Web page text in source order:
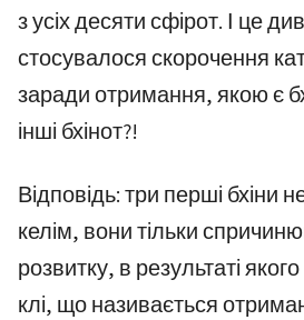
з усіх десяти сфірот. І це
стосувалося скорочення
заради отримання, якою є
інші бхінот?!
Відповідь: три перші бхіни
келім, вони тільки
розвитку, в результаті
клі, що називається